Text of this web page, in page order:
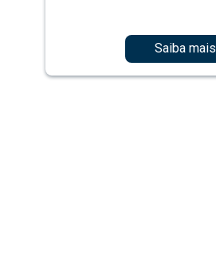
Saiba mais